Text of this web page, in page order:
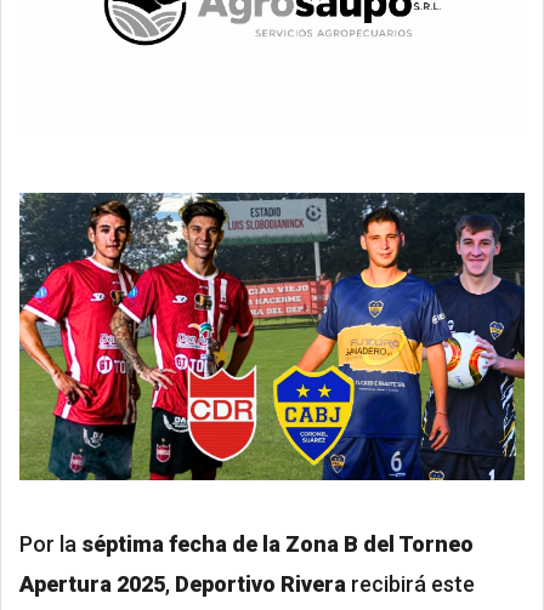
Por la séptima fecha de la Zona B del Torneo
Apertura 2025, Deportivo Rivera recibirá este